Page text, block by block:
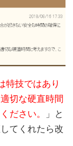
特技ではあり
切な硬直時間
ださい。
」と
てくれたら改